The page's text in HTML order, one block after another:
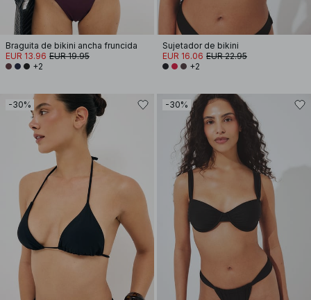
Braguita de bikini ancha fruncida
EUR 13.96 EUR 19.95
+2
Sujetador de bikini
EUR 16.06 EUR 22.95
+2
-30% -30%